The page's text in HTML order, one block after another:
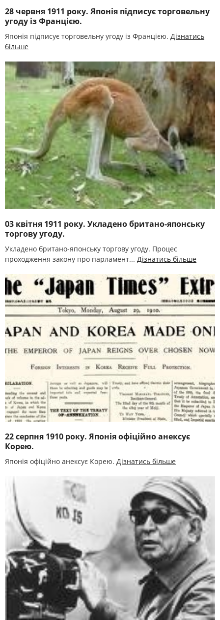
28 червня 1911 року. Японія підписує торговельну
угоду із Францією.
Японія підписує торговельну угоду із Францією. Дізнатись
більше
03 квітня 1911 року. Укладено британо-японську
торгову угоду.
Укладено британо-японську торгову угоду. Процес
проходження закону про парламент... Дізнатись більше
22 серпня 1910 року. Японія офіційно анексує
Корею.
Японія офіційно анексує Корею. Дізнатись більше